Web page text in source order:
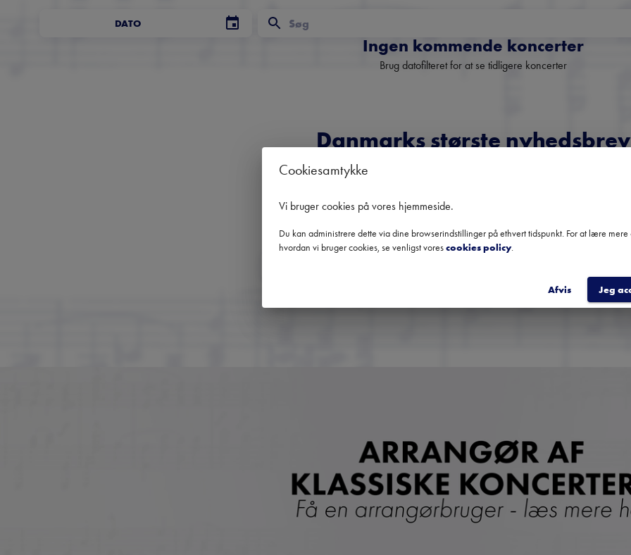
DATO
Ingen kommende koncerter
Brug datofilteret for at se tidligere koncerter
Danmarks største nyhedsbrev
anbefalinger fra hele landet.
Cookiesamtykke
Vi bruger cookies på vores hjemmeside.
Du kan administrere dette via dine browserindstillinger på ethvert tidspunkt. For at lære mere
hvordan vi bruger cookies, se venligst vorescookies policy.
Afvis Jeg